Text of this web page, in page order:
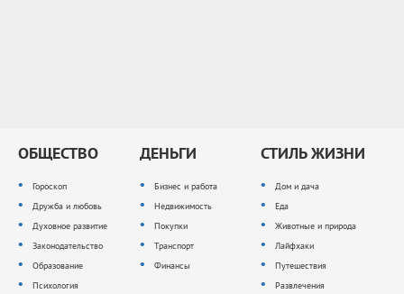
ОБЩЕСТВО
Гороскоп
Дружба и любовь
Духовное развитие
Законодательство
Образование
Психология
ДЕНЬГИ
Бизнес и работа
Недвижимость
Покупки
Транспорт
Финансы
СТИЛЬ ЖИЗНИ
Дом и дача
Еда
Животные и природа
Лайфхаки
Путешествия
Развлечения